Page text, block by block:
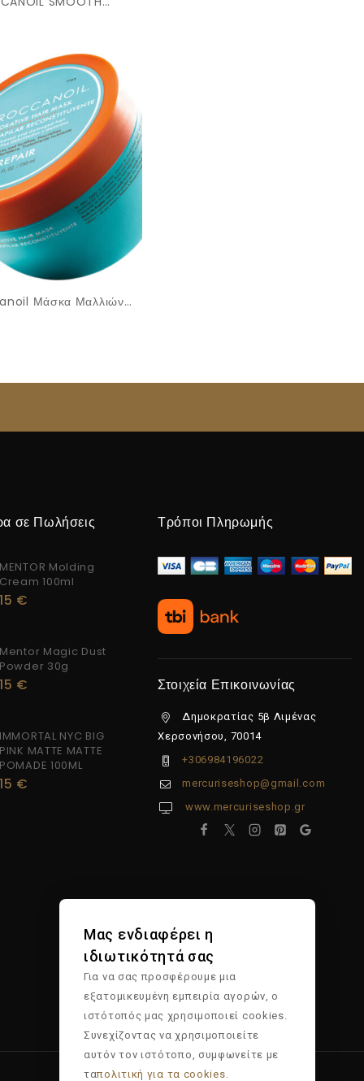
HEATED BRUSH
Μάσκα Μαλλιών
Για Επανόρθωση
σε Πωλήσεις
MENTOR Molding
Cream 100ml
15 €
Mentor Magic Dust
Powder 30g
15 €
IMMORTAL NYC BIG
PINK MATTE MATTE
POMADE 100ML
15 €
Τρόποι Πληρωμής
Στοιχεία Επικοινωνίας
Δημοκρατίας 5β Λιμένας
Χερσονήσου, 70014
+306984196022
mercuriseshop@gmail.com
www.mercuriseshop.gr
Μας ενδιαφέρει η
ιδιωτικότητά σας
Για να σας προσφέρουμε μια
εξατομικευμένη εμπειρία αγορών, ο
ιστότοπός μας χρησιμοποιεί cookies.
Συνεχίζοντας να χρησιμοποιείτε
αυτόν τον ιστότοπο, συμφωνείτε με
ταπολιτική για τα cookies.